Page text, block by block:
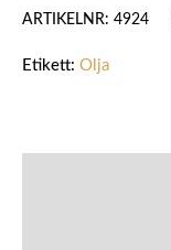
ARTIKELNR: 4924
Etikett: Olja